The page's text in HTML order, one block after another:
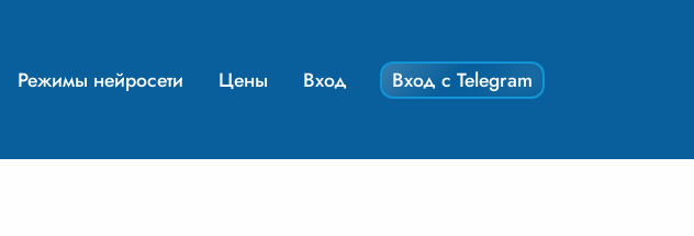
Режимы нейросети Цены Вход Вход с Telegram